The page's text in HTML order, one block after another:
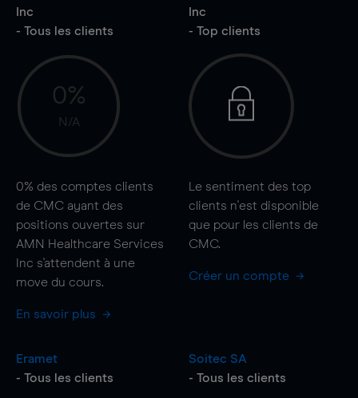
Inc
- Tous les clients
0%
N/A
0% des comptes clients
de CMC ayant des
positions ouvertes sur
AMN Healthcare Services
Inc s'attendent à une
move du cours.
En savoir plus
Inc
- Top clients
Le sentiment des top
clients n'est disponible
que pour les clients de
CMC.
Créer un compte
Eramet
- Tous les clients
Soitec SA
- Tous les clients